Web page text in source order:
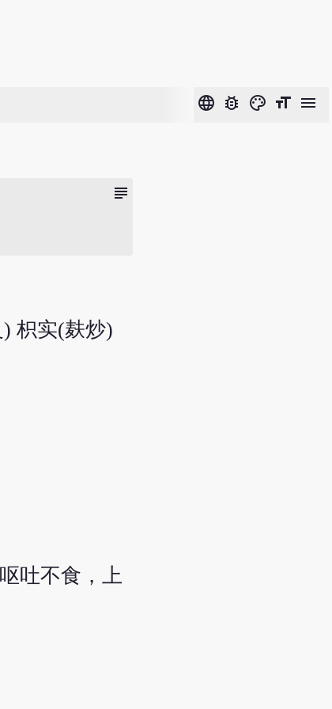
language bug_report color_lens format_size menu
subject
枳实(麸炒)
吐不食，上